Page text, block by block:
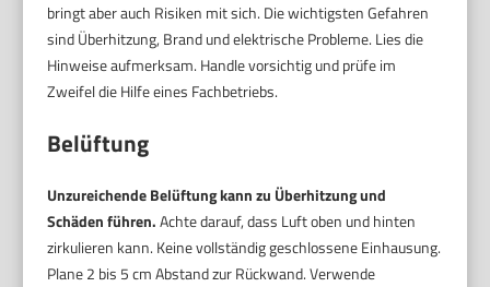
bringt aber auch Risiken mit sich. Die wichtigsten Gefahren
sind Überhitzung, Brand und elektrische Probleme. Lies die
Hinweise aufmerksam. Handle vorsichtig und prüfe im
Zweifel die Hilfe eines Fachbetriebs.
Belüftung
Unzureichende Belüftung kann zu Überhitzung und
Schäden führen.Achte darauf, dass Luft oben und hinten
zirkulieren kann. Keine vollständig geschlossene Einhausung.
Plane 2 bis 5 cm Abstand zur Rückwand. Verwende